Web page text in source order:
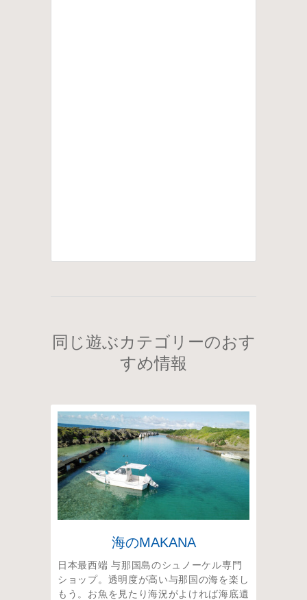
同じ遊ぶカテゴリーのおす
すめ情報
海のMAKANA
日本最西端 与那国島のシュノーケル専門
ショップ。透明度が高い与那国の海を楽し
もう。お魚を見たり海況がよければ海底遺